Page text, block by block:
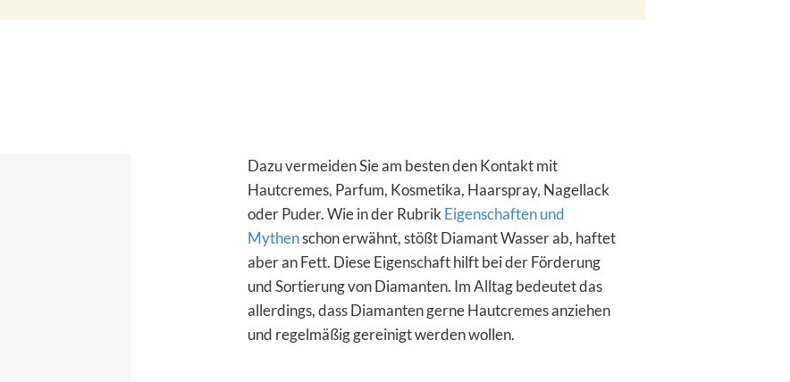
Dazu vermeiden Sie am besten den Kontakt mit
Hautcremes, Parfum, Kosmetika, Haarspray, Nagellack
oder Puder. Wie in der Rubrik Eigenschaften und
Mythenschon erwähnt, stößt Diamant Wasser ab, haftet
aber an Fett. Diese Eigenschaft hilft bei der Förderung
und Sortierung von Diamanten. Im Alltag bedeutet das
allerdings, dass Diamanten gerne Hautcremes anziehen
und regelmäßig gereinigt werden wollen.